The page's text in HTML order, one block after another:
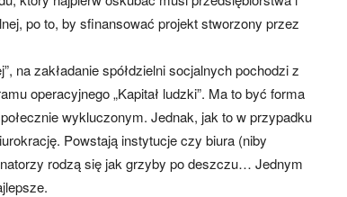
po to, by sfinansować projekt stworzony przez
na zakładanie spółdzielni socjalnych pochodzi z
operacyjnego „Kapitał ludzki”. Ma to być forma
wykluczonym. Jednak, jak to w przypadku
Powstają instytucje czy biura (niby
rodzą się jak grzyby po deszczu… Jednym